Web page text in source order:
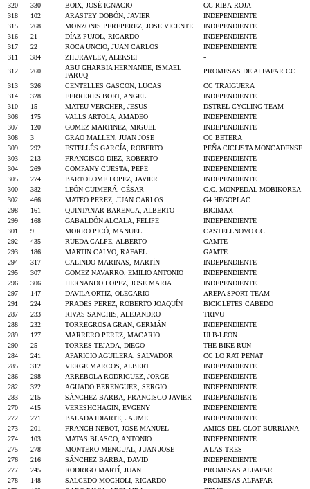
320
330 BOIX, JOSÉ IGNACIO
GC RIBA-ROJA
318
102 ARASTEY DOBÓN, JAVIER
INDEPENDIENTE
315
268 MONZONIS PEREPEREZ, JOSE VICENTE
INDEPENDIENTE
316
21 DÍAZ PUJOL, RICARDO
INDEPENDIENTE
317
22 ROCA UNCIO, JUAN CARLOS
INDEPENDIENTE
311
384 ZHURAVLEV, ALEKSEI
-
312
260
ABU GHARBIA HERNANDE, ISMAEL
FARUQ
PROMESAS DE ALFAFAR CC
313
326 CENTELLES GASCON, LUCAS
CC TRAIGUERA
314
328 FERRERES BORT, ANGEL
INDEPENDIENTE
310
15 MATEU VERCHER, JESUS
DSTREL CYCLING TEAM
306
175 VALLS ARTOLA, AMADEO
INDEPENDIENTE
307
120 GOMEZ MARTINEZ, MIGUEL
INDEPENDIENTE
308
3 GRAO MALLEN, JUAN JOSE
CC BETERA
309
292 ESTELLÉS GARCÍA, ROBERTO
PEÑA CICLISTA MONCADENSE
303
213 FRANCISCO DIEZ, ROBERTO
INDEPENDIENTE
304
269 COMPANY CUESTA, PEPE
INDEPENDIENTE
305
274 BARTOLOME LOPEZ, JAVIER
INDEPENDIENTE
300
382 LEÓN GUIMERÁ, CÉSAR
C.C. MONPEDAL-MOBIKOREA
302
466 MATEO PEREZ, JUAN CARLOS
G4 HEGOPLAC
298
161 QUINTANAR BARENCA, ALBERTO
BICIMAX
299
168 GABALDÓN ALCALA, FELIPE
INDEPENDIENTE
301
9 MORRO PICÓ, MANUEL
CASTELLNOVO CC
292
435 RUEDA CALPE, ALBERTO
GAMTE
293
186 MARTIN CALVO, RAFAEL
GAMTE
294
317 GALINDO MARINAS, MARTÍN
INDEPENDIENTE
295
307 GOMEZ NAVARRO, EMILIO ANTONIO
INDEPENDIENTE
296
306 HERNANDO LOPEZ, JOSE MARIA
INDEPENDIENTE
297
147 DAVILA ORTIZ, OLEGARIO
AREPA SPORT TEAM
291
224 PRADES PEREZ, ROBERTO JOAQUÍN
BICICLETES CABEDO
287
233 RIVAS SANCHIS, ALEJANDRO
TRIVU
288
232 TORREGROSA GRAN, GERMÁN
INDEPENDIENTE
289
127 MARRERO PEREZ, MACARIO
ULB-LEON
290
25 TORRES TEJADA, DIEGO
THE BIKE RUN
284
241 APARICIO AGUILERA, SALVADOR
CC LO RAT PENAT
285
312 VERGE MARCOS, ALBERT
INDEPENDIENTE
286
298 ARREBOLA RODRIGUEZ, JORGE
INDEPENDIENTE
282
322 AGUADO BERENGUER, SERGIO
INDEPENDIENTE
283
215 SÁNCHEZ BARBA, FRANCISCO JAVIER
INDEPENDIENTE
270
415 VERESHCHAGIN, EVGENY
INDEPENDIENTE
272
271 BALADA IDIARTE, JAUME
INDEPENDIENTE
273
201 FRANCH NEBOT, JOSE MANUEL
AMICS DEL CLOT BURRIANA
274
103 MATAS BLASCO, ANTONIO
INDEPENDIENTE
275
278 MONTERO MENGUAL, JUAN JOSE
A LAS TRES
276
216 SÁNCHEZ BARBA, DAVID
INDEPENDIENTE
277
245 RODRIGO MARTÍ, JUAN
PROMESAS ALFAFAR
278
148 SALCEDO MOCHOLI, RICARDO
PROMESAS ALFAFAR